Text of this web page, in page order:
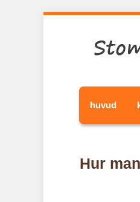
huvud
Hur